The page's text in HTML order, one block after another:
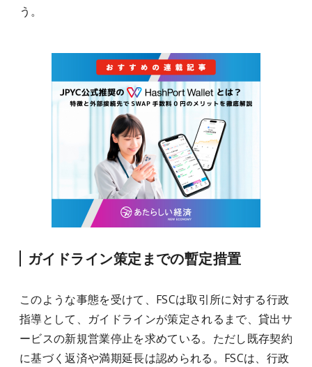
う。
ガイドライン策定までの暫定措置
このような事態を受けて、FSCは取引所に対する行政
指導として、ガイドラインが策定されるまで、貸出サ
ービスの新規営業停止を求めている。ただし既存契約
に基づく返済や満期延長は認められる。FSCは、行政